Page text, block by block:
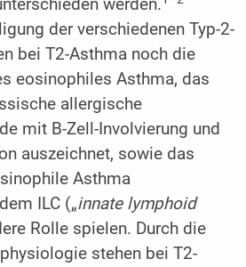
werden.
der verschiedenen Typ-2-
bei T2-Asthma noch die
eosinophiles Asthma, das
allergische
mit B-Zell-Involvierung und
auszeichnet, sowie das
Asthma
ILC („innate lymphoid
Rolle spielen. Durch die
stehen bei T2-